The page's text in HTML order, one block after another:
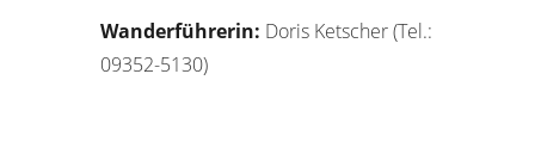
Wanderführerin: Doris Ketscher (Tel.:
09352-5130)